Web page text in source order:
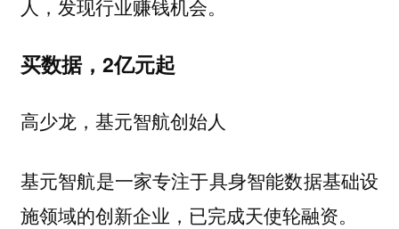
人，发现行业赚钱机会。
买数据，2亿元起
高少龙，基元智航创始人
基元智航是一家专注于具身智能数据基础设
施领域的创新企业，已完成天使轮融资。